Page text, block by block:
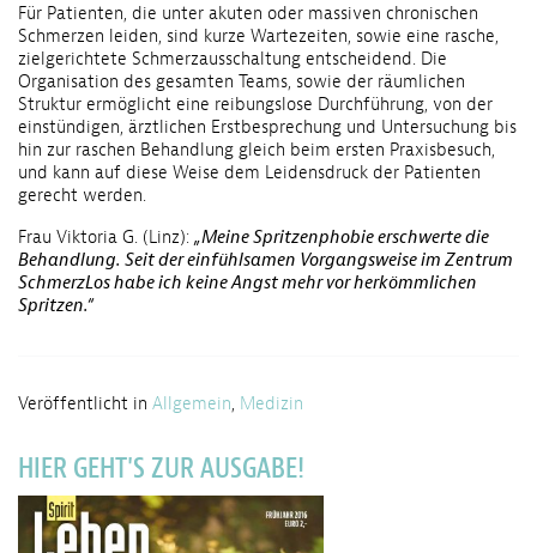
Für Patienten, die unter akuten oder massiven chronischen
Schmerzen leiden, sind kurze Wartezeiten, sowie eine rasche,
zielgerichtete Schmerzausschaltung entscheidend. Die
Organisation des gesamten Teams, sowie der räumlichen
Struktur ermöglicht eine reibungslose Durchführung, von der
einstündigen, ärztlichen Erstbesprechung und Untersuchung bis
hin zur raschen Behandlung gleich beim ersten Praxisbesuch,
und kann auf diese Weise dem Leidensdruck der Patienten
gerecht werden.
Frau Viktoria G. (Linz): „Meine Spritzenphobie erschwerte die
Behandlung. Seit der einfühlsamen Vorgangsweise im Zentrum
SchmerzLos habe ich keine Angst mehr vor herkömmlichen
Spritzen.“
Veröffentlicht in Allgemein, Medizin
HIER GEHT'S ZUR AUSGABE!